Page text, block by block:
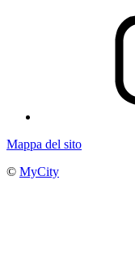
Mappa del sito
© MyCity